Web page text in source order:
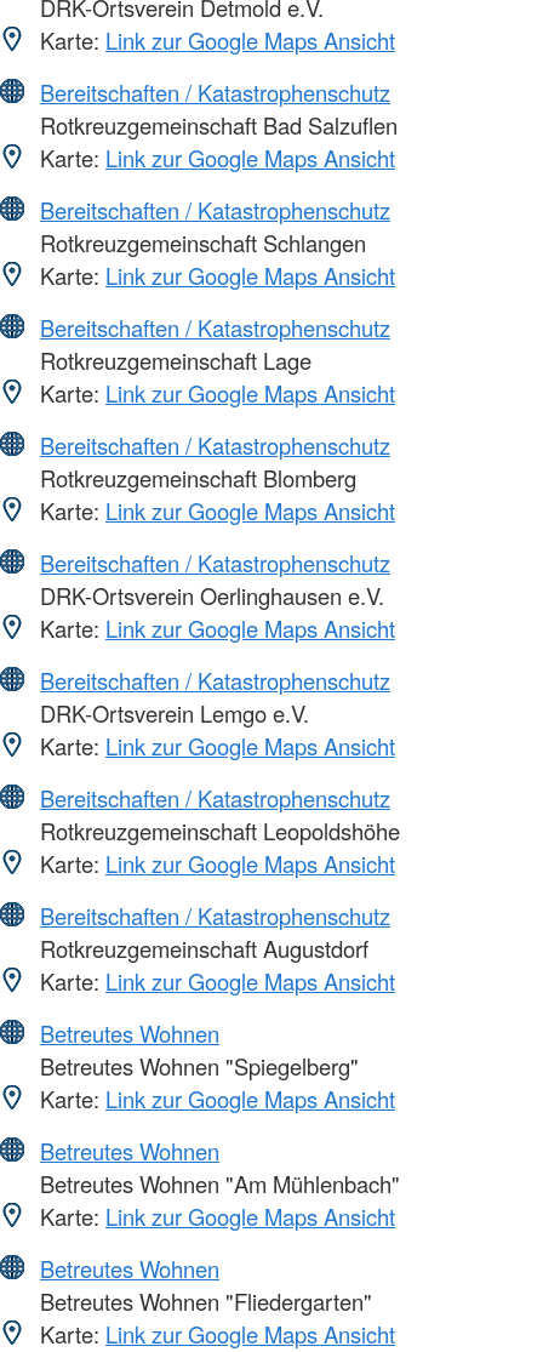
DRK-Ortsverein Detmold e.V.
Karte: Link zur Google Maps Ansicht
Bereitschaften / Katastrophenschutz
Rotkreuzgemeinschaft Bad Salzuflen
Karte: Link zur Google Maps Ansicht
Bereitschaften / Katastrophenschutz
Rotkreuzgemeinschaft Schlangen
Karte: Link zur Google Maps Ansicht
Bereitschaften / Katastrophenschutz
Rotkreuzgemeinschaft Lage
Karte: Link zur Google Maps Ansicht
Bereitschaften / Katastrophenschutz
Rotkreuzgemeinschaft Blomberg
Karte: Link zur Google Maps Ansicht
Bereitschaften / Katastrophenschutz
DRK-Ortsverein Oerlinghausen e.V.
Karte: Link zur Google Maps Ansicht
Bereitschaften / Katastrophenschutz
DRK-Ortsverein Lemgo e.V.
Karte: Link zur Google Maps Ansicht
Bereitschaften / Katastrophenschutz
Rotkreuzgemeinschaft Leopoldshöhe
Karte: Link zur Google Maps Ansicht
Bereitschaften / Katastrophenschutz
Rotkreuzgemeinschaft Augustdorf
Karte: Link zur Google Maps Ansicht
Betreutes Wohnen
Betreutes Wohnen "Spiegelberg"
Karte: Link zur Google Maps Ansicht
Betreutes Wohnen
Betreutes Wohnen "Am Mühlenbach"
Karte: Link zur Google Maps Ansicht
Betreutes Wohnen
Betreutes Wohnen "Fliedergarten"
Karte: Link zur Google Maps Ansicht